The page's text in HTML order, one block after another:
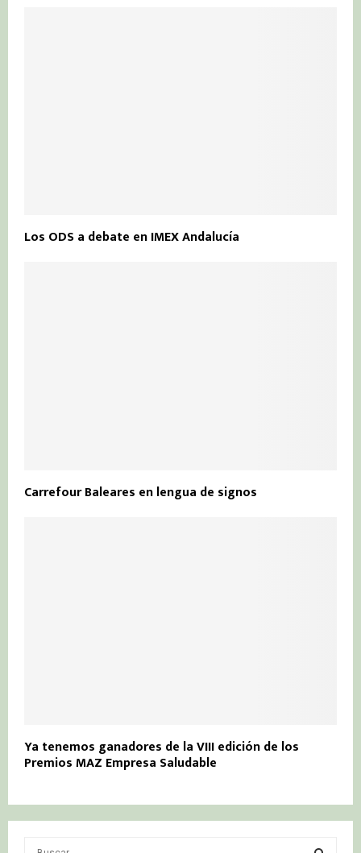
Los ODS a debate en IMEX Andalucía
Carrefour Baleares en lengua de signos
Ya tenemos ganadores de la VIII edición de los
Premios MAZ Empresa Saludable